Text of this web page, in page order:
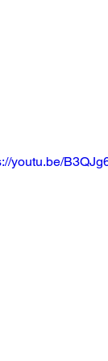
youtu.be/